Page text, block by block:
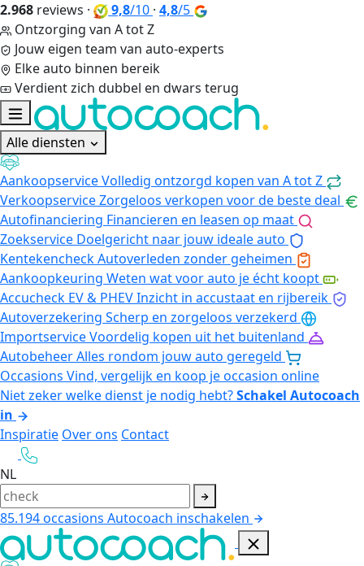
2.968 reviews · 9,8/10 · 4,8/5
Ontzorging van A tot Z
Jouw eigen team van auto-experts
Elke auto binnen bereik
Verdient zich dubbel en dwars terug
Alle diensten
AankoopserviceVolledig ontzorgd kopen van A tot Z
VerkoopserviceZorgeloos verkopen voor de beste deal
Autofinanciering Financieren en leasen op maat
Zoekservice Doelgericht naar jouw ideale auto
KentekencheckAutoverleden zonder geheimen
Aankoopkeuring Weten wat voor auto je écht koopt
Accucheck EV & PHEVInzicht in accustaat en rijbereik
Autoverzekering Scherp en zorgeloos verzekerd
ImportserviceVoordelig kopen uit het buitenland
AutobeheerAlles rondom jouw auto geregeld
Occasions Vind, vergelijk en koop je occasion online
Niet zeker welke dienst je nodig hebt?Schakel Autocoach
in
Inspiratie Over ons Contact
NL
85.194occasions Autocoach inschakelen